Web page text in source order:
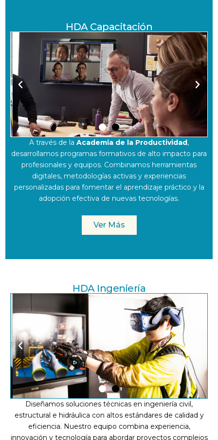
HDA Capacitación
P
e
v
i
u
N
x
t
s
l
i
A través de la Academia de la Productividad ,
desarrollamos programas formativos de alto impacto para
profesionales y equipos. Combinamos herramientas
digitales, metodologías activas y experiencias
personalizadas para fomentar el aprendizaje práctico y la
adopción efectiva de nuevas tecnologías.
Ver Más
HDA Ingeniería
P
r
e
v
i
e
x
t
s
Diseñamos soluciones técnicas en ingeniería civil,
estructural e hidráulica con altos estándares de calidad y
eficiencia. Nuestro equipo combina experiencia,
innovación y tecnología para abordar proyectos complejos